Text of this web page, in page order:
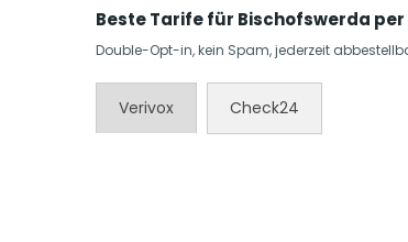
Beste Tarife für Bischofswerda
Double-Opt-in, kein Spam, jederzeit
Verivox Check24